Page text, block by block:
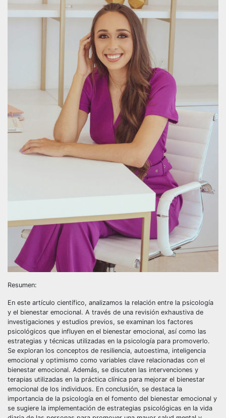
Resumen:
En este artículo científico, analizamos la relación entre la psicología
y el bienestar emocional. A través de una revisión exhaustiva de
investigaciones y estudios previos, se examinan los factores
psicológicos que influyen en el bienestar emocional, así como las
estrategias y técnicas utilizadas en la psicología para promoverlo.
Se exploran los conceptos de resiliencia, autoestima, inteligencia
emocional y optimismo como variables clave relacionadas con el
bienestar emocional. Además, se discuten las intervenciones y
terapias utilizadas en la práctica clínica para mejorar el bienestar
emocional de los individuos. En conclusión, se destaca la
importancia de la psicología en el fomento del bienestar emocional y
se sugiere la implementación de estrategias psicológicas en la vida